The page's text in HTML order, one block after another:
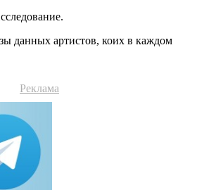
данных артистов, коих в каждом
Реклама